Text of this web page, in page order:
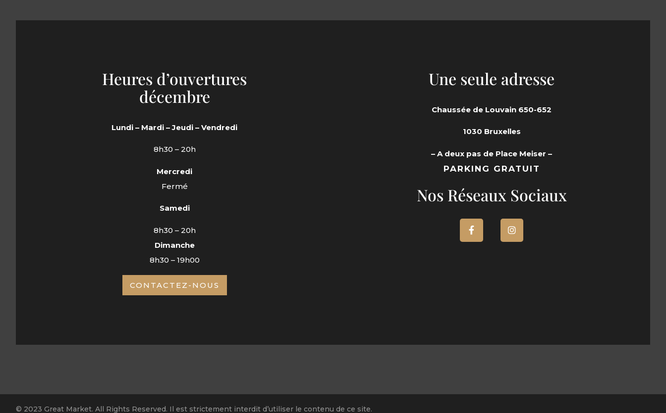
Heures d’ouvertures
décembre
Lundi – Mardi – Jeudi – Vendredi
8h30 – 20h
Mercredi
Fermé
Samedi
8h30 – 20h
Dimanche
8h30 – 19h00
CONTACTEZ-NOUS
Une seule adresse
Chaussée de Louvain 650-652
1030 Bruxelles
– A deux pas de Place Meiser –
PARKING GRATUIT
Nos Réseaux Sociaux
© 2023 Great Market. All Rights Reserved. Il est strictement interdit d’utiliser le contenu de ce site.